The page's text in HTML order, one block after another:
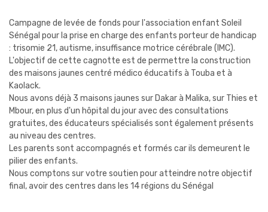
Campagne de levée de fonds pour l'association enfant Soleil
Sénégal pour la prise en charge des enfants porteur de handicap
: trisomie 21, autisme, insuffisance motrice cérébrale (IMC).
L'objectif de cette cagnotte est de permettre la construction
des maisons jaunes centré médico éducatifs à Touba et à
Kaolack.
Nous avons déjà 3 maisons jaunes sur Dakar à Malika, sur Thies et
Mbour, en plus d'un hôpital du jour avec des consultations
gratuites, des éducateurs spécialisés sont également présents
au niveau des centres.
Les parents sont accompagnés et formés car ils demeurent le
pilier des enfants.
Nous comptons sur votre soutien pour atteindre notre objectif
final, avoir des centres dans les 14 régions du Sénégal